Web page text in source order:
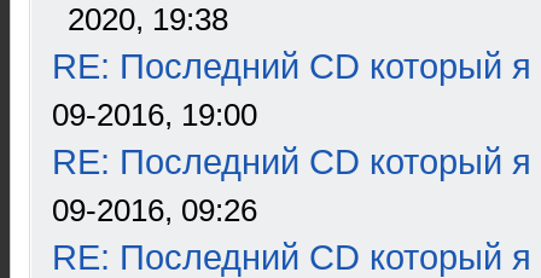
2020, 19:38
RE: Последний CD который я
09-2016, 19:00
RE: Последний CD который я
09-2016, 09:26
RE: Последний CD который я